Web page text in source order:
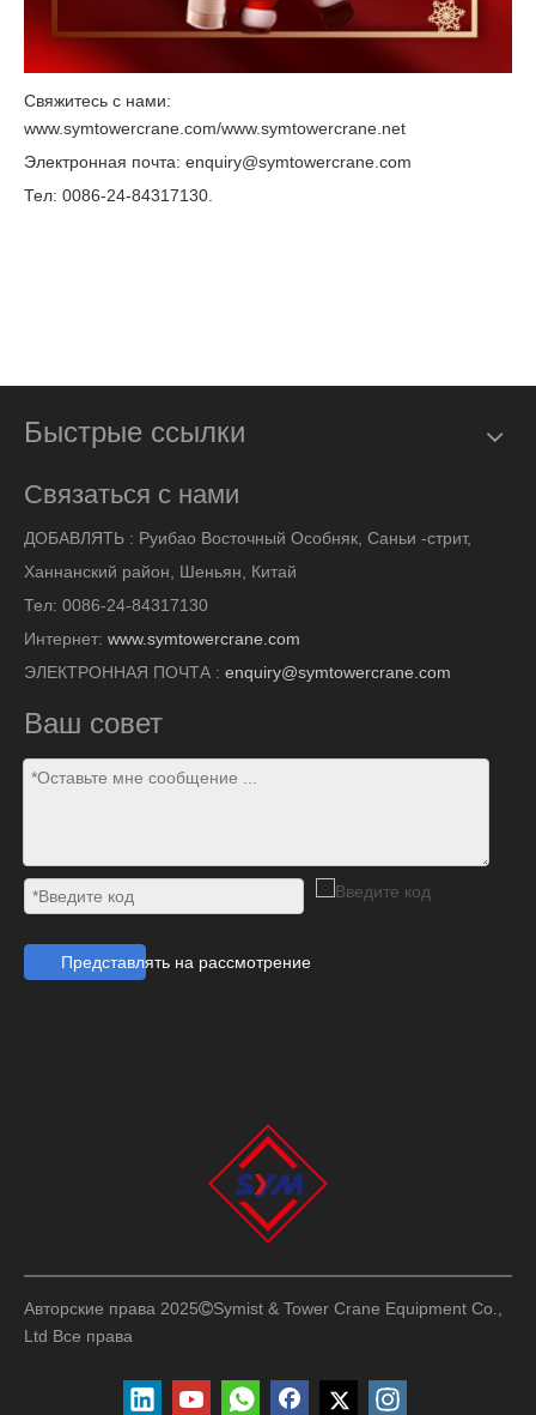
Свяжитесь с нами:
www.symtowercrane.com/www.symtowercrane.net
Электронная почта: enquiry@symtowercrane.com
Тел: 0086-24-84317130.
Быстрые ссылки
Связаться с нами
ДОБАВЛЯТЬ : Руибао Восточный Особняк, Саньи -стрит,
Ханнанский район, Шеньян, Китай
Тел: 0086-24-84317130
Интернет: www.symtowercrane.com
ЭЛЕКТРОННАЯ ПОЧТА : enquiry@symtowercrane.com
Ваш совет
Представлять на рассмотрение
Авторские права 2025Symist & Tower Crane Equipment Co.,
Ltd Все права